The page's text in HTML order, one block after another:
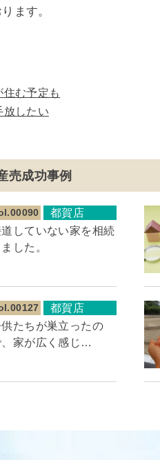
ます。
住む予定も
放したい
売成功事例
都賀店
していない家を相続
ました。
都賀店
たちが巣立ったの
、家が広く感じ…